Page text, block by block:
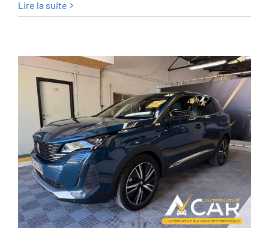
XC60
2.0
MHEV
Plus
Dark
–
GARANTIE
VOLVO
10/2027
Lire la suite